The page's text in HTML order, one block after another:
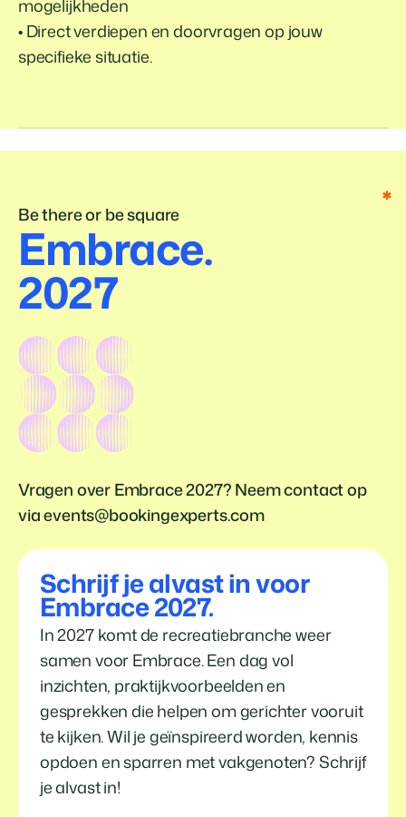
mogelijkheden
• Direct verdiepen en doorvragen op jouw
specifieke situatie.
Be there or be square
Embrace.
2027
Vragen over Embrace 2027? Neem contact op
viaevents@bookingexperts.com
Schrijf je alvast in voor
Embrace 2027.
In 2027 komt de recreatiebranche weer
samen voor Embrace. Een dag vol
inzichten, praktijkvoorbeelden en
gesprekken die helpen om gerichter vooruit
te kijken. Wil je geïnspireerd worden, kennis
opdoen en sparren met vakgenoten? Schrijf
je alvast in!
*
*
*
*
*